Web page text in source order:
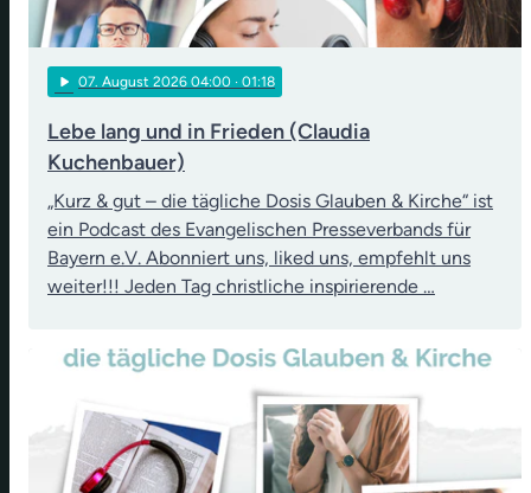
play_arrow 07. August 2026 04:00 · 01:18
Lebe lang und in Frieden (Claudia
Kuchenbauer)
„Kurz & gut – die tägliche Dosis Glauben & Kirche“ ist
ein Podcast des Evangelischen Presseverbands für
Bayern e.V. Abonniert uns, liked uns, empfehlt uns
weiter!!! Jeden Tag christliche inspirierende …